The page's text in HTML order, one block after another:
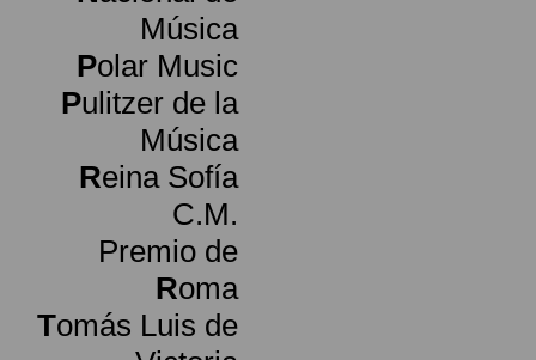
Música
Polar Music
Pulitzer de la
Música
Reina Sofía
C.M.
Premio de
Roma
Tomás Luis de